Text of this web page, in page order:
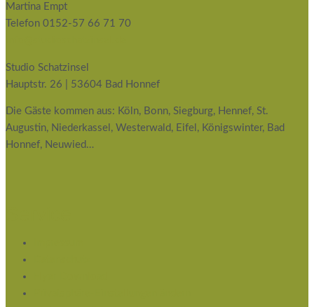
Martina Empt
Telefon 0152-57 66 71 70
Studio Schatzinsel
Hauptstr. 26 | 53604 Bad Honnef
Die Gäste kommen aus: Köln, Bonn, Siegburg, Hennef, St.
Augustin, Niederkassel, Westerwald, Eifel, Königswinter, Bad
Honnef, Neuwied…